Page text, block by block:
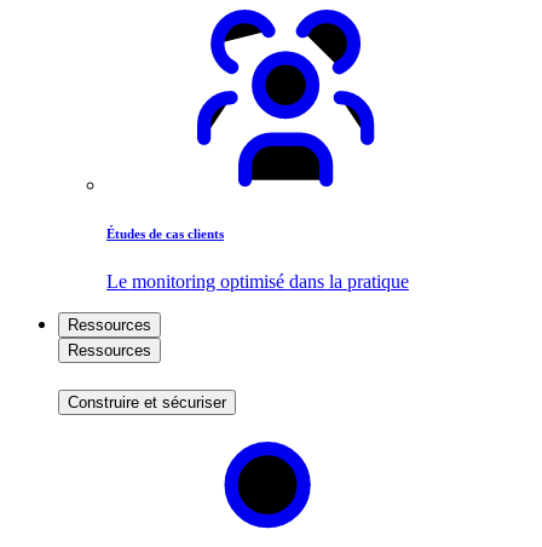
Études de cas clients
Le monitoring optimisé dans la pratique
Ressources
Ressources
Construire et sécuriser